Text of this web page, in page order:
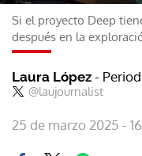
Si el proyecto Deep
después en la
Laura López -
@laujournalist
25 de marzo 2025 -